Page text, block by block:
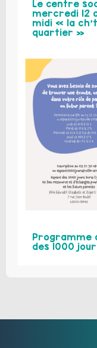
Le centre
mercredi 12
midi « la
quartier »
Programme
des 1000